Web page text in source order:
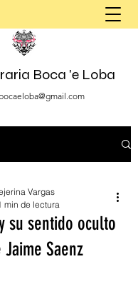
Boca 'e Loba
su sentido oculto
Saenz
Vargas
min de lectura